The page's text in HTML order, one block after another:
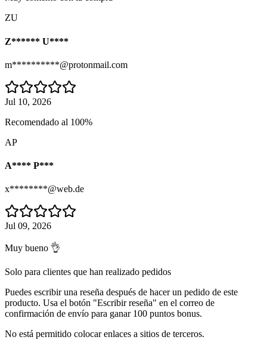
ZU
Z****** U****
m**********@protonmail.com
Jul 10, 2026
Recomendado al 100%
AP
A**** P***
x********@web.de
Jul 09, 2026
Muy bueno 👌
Solo para clientes que han realizado pedidos
Puedes escribir una reseña después de hacer un pedido de este
producto. Usa el botón "Escribir reseña" en el correo de
confirmación de envío para ganar 100 puntos bonus.
No está permitido colocar enlaces a sitios de terceros.